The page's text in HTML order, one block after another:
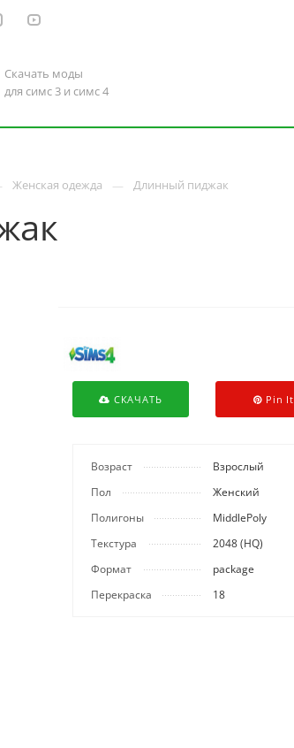
Скачать моды
для симс 3 и симс 4
Женская одежда Длинный пиджак
СКАЧАТЬ Pin It
Возраст
Взрослый
Пол
Женский
Полигоны
MiddlePoly
Текстура
2048 (HQ)
Формат
package
Перекраска
18